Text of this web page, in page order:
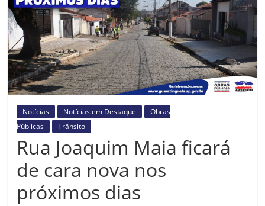
Estância
Turística
Guaratinguetá
Notícias Notícias em Destaque
Obras
Públicas
Trânsito
Rua Joaquim Maia ficará
de cara nova nos
próximos dias